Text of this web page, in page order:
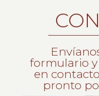
formulario
en
pronto